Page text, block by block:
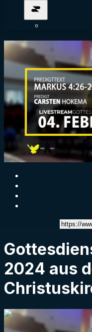
2024 aus
1:32:15